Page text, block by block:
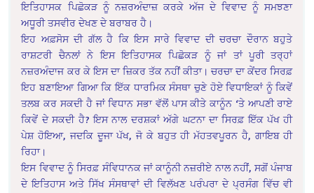
ਇਤਿਹਾਸਕ ਪਿਛੋਕੜ ਨੂੰ ਨਜ਼ਰਅੰਦਾਜ਼ ਕਰਕੇ ਅੱਜ ਦੇ ਵਿਵਾਦ ਨੂੰ ਸਮਝਣਾ
ਅਧੂਰੀ ਤਸਵੀਰ ਦੇਖਣ ਦੇ ਬਰਾਬਰ ਹੈ।
ਇਹ ਅਫ਼ਸੋਸ ਦੀ ਗੱਲ ਹੈ ਕਿ ਇਸ ਸਾਰੇ ਵਿਵਾਦ ਦੀ ਚਰਚਾ ਦੌਰਾਨ ਬਹੁਤੇ
ਰਾਸ਼ਟਰੀ ਚੈਨਲਾਂ ਨੇ ਇਸ ਇਤਿਹਾਸਕ ਪਿਛੋਕੜ ਨੂੰ ਜਾਂ ਤਾਂ ਪੂਰੀ ਤਰ੍ਹਾਂ
ਨਜ਼ਰਅੰਦਾਜ ਕਰ ਕੇ ਇਸ ਦਾ ਜ਼ਿਕਰ ਤੱਕ ਨਹੀਂ ਕੀਤਾ। ਚਰਚਾ ਦਾ ਕੇਂਦਰ ਸਿਰਫ਼
ਇਹ ਬਣਾਇਆ ਗਿਆ ਕਿ ਇੱਕ ਧਾਰਮਿਕ ਸੰਸਥਾ ਚੁਣੇ ਹੋਏ ਵਿਧਾਇਕਾਂ ਨੂੰ ਕਿਵੇਂ
ਤਲਬ ਕਰ ਸਕਦੀ ਹੈ ਜਾਂ ਵਿਧਾਨ ਸਭਾ ਵੱਲੋਂ ਪਾਸ ਕੀਤੇ ਕਾਨੂੰਨ ‘ਤੇ ਆਪਣੀ ਰਾਏ
ਕਿਵੇਂ ਦੇ ਸਕਦੀ ਹੈ? ਇਸ ਨਾਲ ਦਰਸ਼ਕਾਂ ਅੱਗੇ ਘਟਨਾ ਦਾ ਸਿਰਫ਼ ਇੱਕ ਪੱਖ ਹੀ
ਪੇਸ਼ ਹੋਇਆ, ਜਦਕਿ ਦੂਜਾ ਪੱਖ, ਜੋ ਕੇ ਬਹੁਤ ਹੀ ਮੱਹਤਵਪੂਰਨ ਹੈ, ਗਾਇਬ ਹੀ
ਰਿਹਾ।
ਇਸ ਵਿਵਾਦ ਨੂੰ ਸਿਰਫ਼ ਸੰਵਿਧਾਨਕ ਜਾਂ ਕਾਨੂੰਨੀ ਨਜ਼ਰੀਏ ਨਾਲ ਨਹੀਂ, ਸਗੋਂ ਪੰਜਾਬ
ਦੇ ਇਤਿਹਾਸ ਅਤੇ ਸਿੱਖ ਸੰਸਥਾਵਾਂ ਦੀ ਵਿਲੱਖਣ ਪਰੰਪਰਾ ਦੇ ਪ੍ਰਸੰਗ ਵਿੱਚ ਵੀ